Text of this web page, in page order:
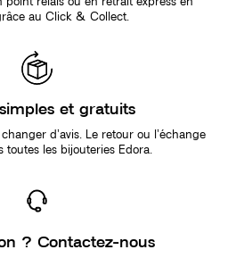
au Click & Collect.
et gratuits
d’avis. Le retour ou l’échange
toutes les bijouteries Edora.
? Contactez-nous